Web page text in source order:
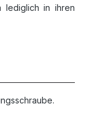
lediglich in ihren